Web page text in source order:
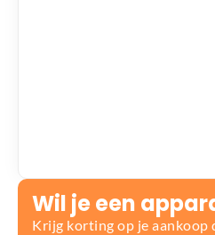
Wil je een
Krijg korting op je aankoop